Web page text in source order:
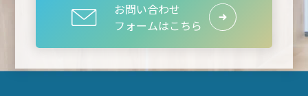
お問い合わせ
フォームはこちら